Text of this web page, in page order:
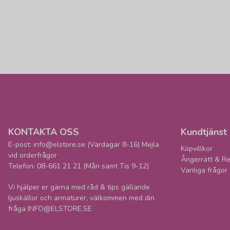
KONTAKTA OSS
E-post: info@elstore.se (Vardagar 8-16) Mejla
vid orderfrågor
Telefon: 08-661 21 21 (Mån samt Tis 9-12)
Vi hjälper er gärna med råd & tips gällande
ljuskällor och armaturer, välkommen med din
fråga INFO@ELSTORE.SE
Kundtjänst
Köpvillkor
Ångerrätt &
Vanliga frågor